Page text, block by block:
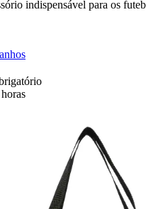
indispensável para os